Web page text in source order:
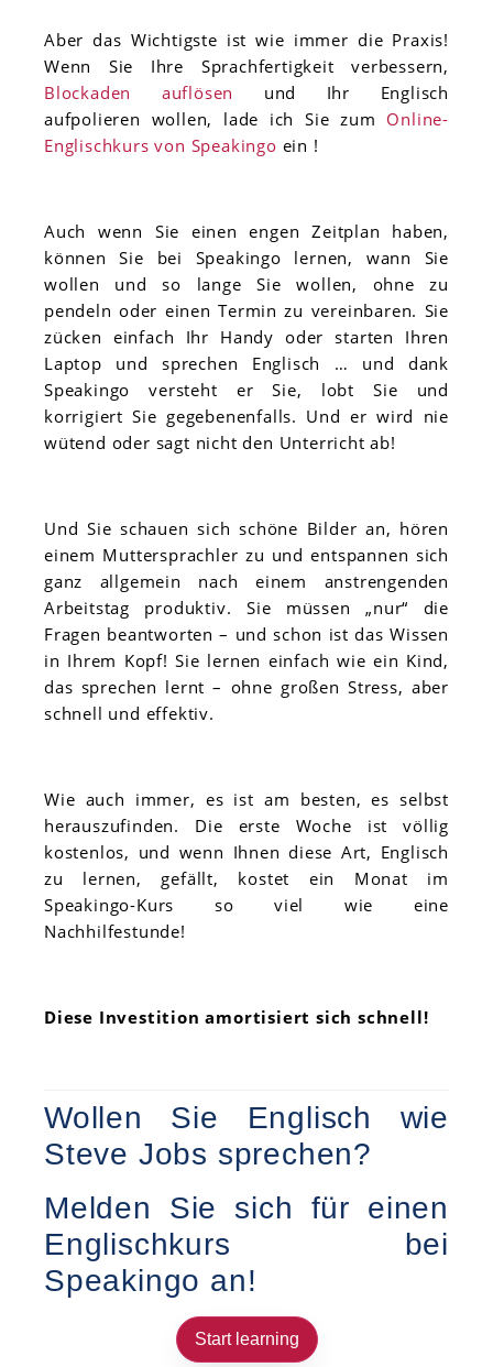
Aber das Wichtigste ist wie immer die Praxis!
Wenn Sie Ihre Sprachfertigkeit verbessern,
Blockaden auflösen
und Ihr Englisch
aufpolieren wollen, lade ich Sie zum Online-
Englischkurs von Speakingo ein !
Auch wenn Sie einen engen Zeitplan haben,
können Sie bei Speakingo lernen, wann Sie
wollen und so lange Sie wollen, ohne zu
pendeln oder einen Termin zu vereinbaren. Sie
zücken einfach Ihr Handy oder starten Ihren
Laptop und sprechen Englisch … und dank
Speakingo versteht er Sie, lobt Sie und
korrigiert Sie gegebenenfalls. Und er wird nie
wütend oder sagt nicht den Unterricht ab!
Und Sie schauen sich schöne Bilder an, hören
einem Muttersprachler zu und entspannen sich
ganz allgemein nach einem anstrengenden
Arbeitstag produktiv. Sie müssen „nur“ die
Fragen beantworten – und schon ist das Wissen
in Ihrem Kopf! Sie lernen einfach wie ein Kind,
das sprechen lernt – ohne großen Stress, aber
schnell und effektiv.
Wie auch immer, es ist am besten, es selbst
herauszufinden. Die erste Woche ist völlig
kostenlos, und wenn Ihnen diese Art, Englisch
zu lernen, gefällt, kostet ein Monat im
Speakingo-Kurs so viel wie eine
Nachhilfestunde!
Diese Investition amortisiert sich schnell!
Wollen Sie Englisch wie
Steve Jobs sprechen?
Melden Sie sich für einen
Englischkurs bei
Speakingo an!
Start learning